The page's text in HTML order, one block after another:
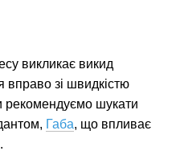
викликає викид
вправо зі швидкістю
рекомендуємо шукати
Габа, що впливає